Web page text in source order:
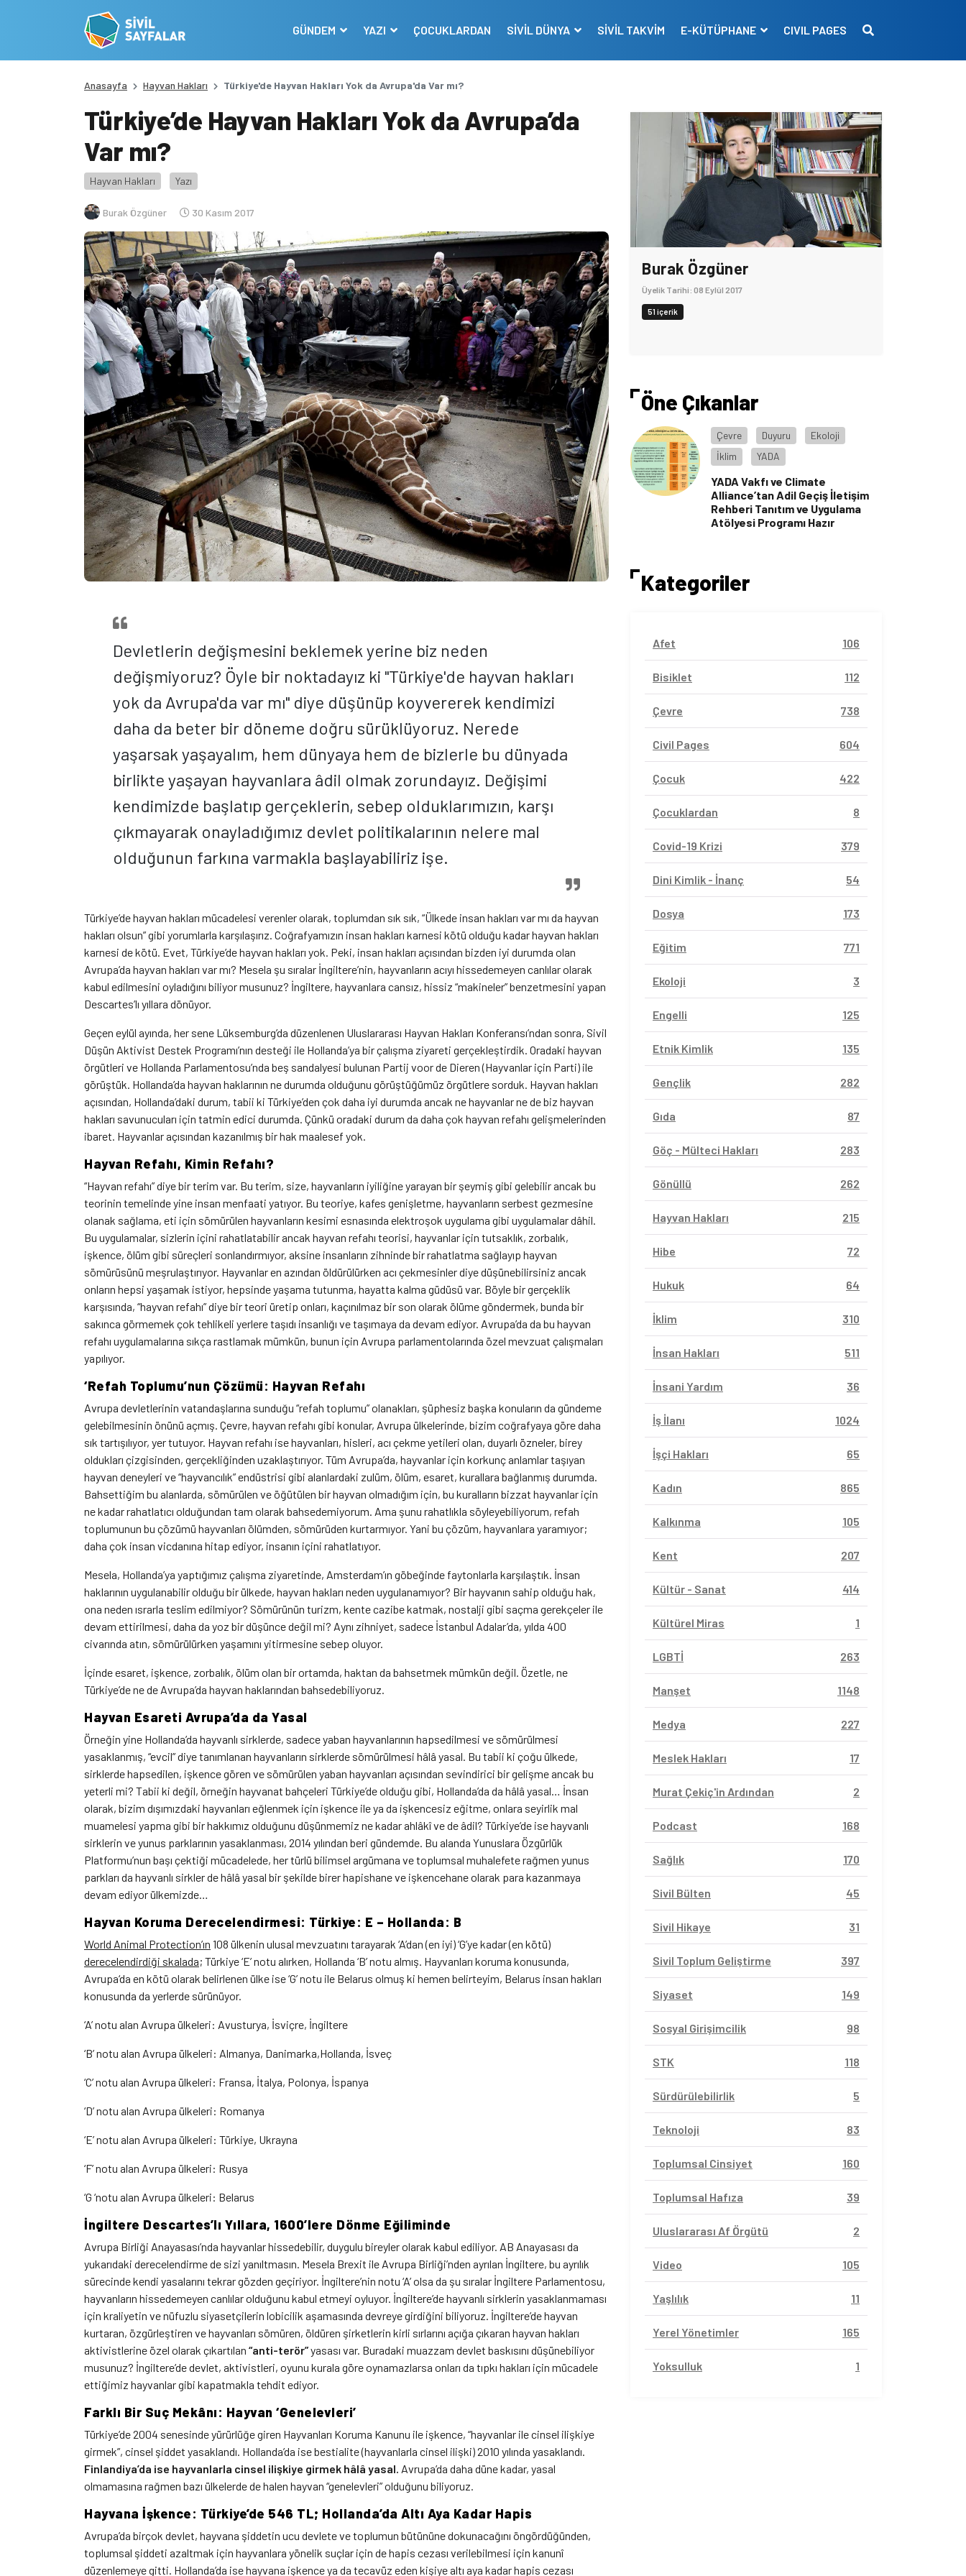
GÜNDEM YAZI ÇOCUKLARDAN SİVİL DÜNYA SİVİL TAKVİM E-KÜTÜPHANE CIVIL PAGES
Anasayfa Hayvan Hakları Türkiye'de Hayvan Hakları Yok da Avrupa'da Var mı?
Türkiye’de Hayvan Hakları Yok da Avrupa’da
Var mı?
Hayvan Hakları Yazı
Burak Özgüner 30 Kasım 2017
Devletlerin değişmesini beklemek yerine biz neden
değişmiyoruz? Öyle bir noktadayız ki "Türkiye'de hayvan hakları
yok da Avrupa'da var mı" diye düşünüp koyvererek kendimizi
daha da beter bir döneme doğru sürüklüyoruz. Nerede
yaşarsak yaşayalım, hem dünyaya hem de bizlerle bu dünyada
birlikte yaşayan hayvanlara âdil olmak zorundayız. Değişimi
kendimizde başlatıp gerçeklerin, sebep olduklarımızın, karşı
çıkmayarak onayladığımız devlet politikalarının nelere mal
olduğunun farkına varmakla başlayabiliriz işe.
Türkiye’de hayvan hakları mücadelesi verenler olarak, toplumdan sık sık, “Ülkede insan hakları var mı da hayvan
hakları olsun” gibi yorumlarla karşılaşırız. Coğrafyamızın insan hakları karnesi kötü olduğu kadar hayvan hakları
karnesi de kötü. Evet, Türkiye’de hayvan hakları yok. Peki, insan hakları açısından bizden iyi durumda olan
Avrupa’da hayvan hakları var mı? Mesela şu sıralar İngiltere’nin, hayvanların acıyı hissedemeyen canlılar olarak
kabul edilmesini oyladığını biliyor musunuz? İngiltere, hayvanlara cansız, hissiz “makineler” benzetmesini yapan
Descartes’lı yıllara dönüyor.
Geçen eylül ayında, her sene Lüksemburg’da düzenlenen Uluslararası Hayvan Hakları Konferansı’ndan sonra, Sivil
Düşün Aktivist Destek Programı’nın desteği ile Hollanda’ya bir çalışma ziyareti gerçekleştirdik. Oradaki hayvan
örgütleri ve Hollanda Parlamentosu’nda beş sandalyesi bulunan Partij voor de Dieren (Hayvanlar için Parti) ile
görüştük. Hollanda’da hayvan haklarının ne durumda olduğunu görüştüğümüz örgütlere sorduk. Hayvan hakları
açısından, Hollanda’daki durum, tabii ki Türkiye’den çok daha iyi durumda ancak ne hayvanlar ne de biz hayvan
hakları savunucuları için tatmin edici durumda. Çünkü oradaki durum da daha çok hayvan refahı gelişmelerinden
ibaret. Hayvanlar açısından kazanılmış bir hak maalesef yok.
Hayvan Refahı, Kimin Refahı?
“Hayvan refahı” diye bir terim var. Bu terim, size, hayvanların iyiliğine yarayan bir şeymiş gibi gelebilir ancak bu
teorinin temelinde yine insan menfaati yatıyor. Bu teoriye, kafes genişletme, hayvanların serbest gezmesine
olanak sağlama, eti için sömürülen hayvanların kesimi esnasında elektroşok uygulama gibi uygulamalar dâhil.
Bu uygulamalar, sizlerin içini rahatlatabilir ancak hayvan refahı teorisi, hayvanlar için tutsaklık, zorbalık,
işkence, ölüm gibi süreçleri sonlandırmıyor, aksine insanların zihninde bir rahatlatma sağlayıp hayvan
sömürüsünü meşrulaştırıyor. Hayvanlar en azından öldürülürken acı çekmesinler diye düşünebilirsiniz ancak
onların hepsi yaşamak istiyor, hepsinde yaşama tutunma, hayatta kalma güdüsü var. Böyle bir gerçeklik
karşısında, “hayvan refahı” diye bir teori üretip onları, kaçınılmaz bir son olarak ölüme göndermek, bunda bir
sakınca görmemek çok tehlikeli yerlere taşıdı insanlığı ve taşımaya da devam ediyor. Avrupa’da da bu hayvan
refahı uygulamalarına sıkça rastlamak mümkün, bunun için Avrupa parlamentolarında özel mevzuat çalışmaları
yapılıyor.
‘Refah Toplumu’nun Çözümü: Hayvan Refahı
Avrupa devletlerinin vatandaşlarına sunduğu “refah toplumu” olanakları, şüphesiz başka konuların da gündeme
gelebilmesinin önünü açmış. Çevre, hayvan refahı gibi konular, Avrupa ülkelerinde, bizim coğrafyaya göre daha
sık tartışılıyor, yer tutuyor. Hayvan refahı ise hayvanları, hisleri, acı çekme yetileri olan, duyarlı özneler, birey
oldukları çizgisinden, gerçekliğinden uzaklaştırıyor. Tüm Avrupa’da, hayvanlar için korkunç anlamlar taşıyan
hayvan deneyleri ve “hayvancılık” endüstrisi gibi alanlardaki zulüm, ölüm, esaret, kurallara bağlanmış durumda.
Bahsettiğim bu alanlarda, sömürülen ve öğütülen bir hayvan olmadığım için, bu kuralların bizzat hayvanlar için
ne kadar rahatlatıcı olduğundan tam olarak bahsedemiyorum. Ama şunu rahatlıkla söyleyebiliyorum, refah
toplumunun bu çözümü hayvanları ölümden, sömürüden kurtarmıyor. Yani bu çözüm, hayvanlara yaramıyor;
daha çok insan vicdanına hitap ediyor, insanın içini rahatlatıyor.
Mesela, Hollanda’ya yaptığımız çalışma ziyaretinde, Amsterdam’ın göbeğinde faytonlarla karşılaştık. İnsan
haklarının uygulanabilir olduğu bir ülkede, hayvan hakları neden uygulanamıyor? Bir hayvanın sahip olduğu hak,
ona neden ısrarla teslim edilmiyor? Sömürünün turizm, kente cazibe katmak, nostalji gibi saçma gerekçeler ile
devam ettirilmesi, daha da yoz bir düşünce değil mi? Aynı zihniyet, sadece İstanbul Adalar’da, yılda 400
civarında atın, sömürülürken yaşamını yitirmesine sebep oluyor.
İçinde esaret, işkence, zorbalık, ölüm olan bir ortamda, haktan da bahsetmek mümkün değil. Özetle, ne
Türkiye’de ne de Avrupa’da hayvan haklarından bahsedebiliyoruz.
Hayvan Esareti Avrupa’da da Yasal
Örneğin yine Hollanda’da hayvanlı sirklerde, sadece yaban hayvanlarının hapsedilmesi ve sömürülmesi
yasaklanmış, “evcil” diye tanımlanan hayvanların sirklerde sömürülmesi hâlâ yasal. Bu tabii ki çoğu ülkede,
sirklerde hapsedilen, işkence gören ve sömürülen yaban hayvanları açısından sevindirici bir gelişme ancak bu
yeterli mi? Tabii ki değil, örneğin hayvanat bahçeleri Türkiye’de olduğu gibi, Hollanda’da da hâlâ yasal… İnsan
olarak, bizim dışımızdaki hayvanları eğlenmek için işkence ile ya da işkencesiz eğitme, onlara seyirlik mal
muamelesi yapma gibi bir hakkımız olduğunu düşünmemiz ne kadar ahlâkî ve de âdil? Türkiye’de ise hayvanlı
sirklerin ve yunus parklarının yasaklanması, 2014 yılından beri gündemde. Bu alanda Yunuslara Özgürlük
Platformu’nun başı çektiği mücadelede, her türlü bilimsel argümana ve toplumsal muhalefete rağmen yunus
parkları da hayvanlı sirkler de hâlâ yasal bir şekilde birer hapishane ve işkencehane olarak para kazanmaya
devam ediyor ülkemizde…
Hayvan Koruma Derecelendirmesi: Türkiye: E – Hollanda: B
World Animal Protection’ın 108 ülkenin ulusal mevzuatını tarayarak ‘A’dan (en iyi) ‘G’ye kadar (en kötü)
derecelendirdiği skalada; Türkiye ‘E’ notu alırken, Hollanda ‘B’ notu almış. Hayvanları koruma konusunda,
Avrupa‘da en kötü olarak belirlenen ülke ise ‘G’ notu ile Belarus olmuş ki hemen belirteyim, Belarus insan hakları
konusunda da yerlerde sürünüyor.
‘A’ notu alan Avrupa ülkeleri: Avusturya, İsviçre, İngiltere
‘B’ notu alan Avrupa ülkeleri: Almanya, Danimarka,Hollanda, İsveç
‘C’ notu alan Avrupa ülkeleri: Fransa, İtalya, Polonya, İspanya
‘D’ notu alan Avrupa ülkeleri: Romanya
‘E’ notu alan Avrupa ülkeleri: Türkiye, Ukrayna
‘F’ notu alan Avrupa ülkeleri: Rusya
‘G ‘notu alan Avrupa ülkeleri: Belarus
İngiltere Descartes’lı Yıllara, 1600’lere Dönme Eğiliminde
Avrupa Birliği Anayasası’nda hayvanlar hissedebilir, duygulu bireyler olarak kabul ediliyor. AB Anayasası da
yukarıdaki derecelendirme de sizi yanıltmasın. Mesela Brexit ile Avrupa Birliği’nden ayrılan İngiltere, bu ayrılık
sürecinde kendi yasalarını tekrar gözden geçiriyor. İngiltere’nin notu ‘A’ olsa da şu sıralar İngiltere Parlamentosu,
hayvanların hissedemeyen canlılar olduğunu kabul etmeyi oyluyor. İngiltere’de hayvanlı sirklerin yasaklanmaması
için kraliyetin ve nüfuzlu siyasetçilerin lobicilik aşamasında devreye girdiğini biliyoruz. İngiltere’de hayvan
kurtaran, özgürleştiren ve hayvanları sömüren, öldüren şirketlerin kirli sırlarını açığa çıkaran hayvan hakları
aktivistlerine özel olarak çıkartılan “anti-terör”yasası var. Buradaki muazzam devlet baskısını düşünebiliyor
musunuz? İngiltere’de devlet, aktivistleri, oyunu kurala göre oynamazlarsa onları da tıpkı hakları için mücadele
ettiğimiz hayvanlar gibi kapatmakla tehdit ediyor.
Farklı Bir Suç Mekânı: Hayvan ‘Genelevleri’
Türkiye’de 2004 senesinde yürürlüğe giren Hayvanları Koruma Kanunu ile işkence, “hayvanlar ile cinsel ilişkiye
girmek”, cinsel şiddet yasaklandı. Hollanda’da ise bestialite (hayvanlarla cinsel ilişki) 2010 yılında yasaklandı.
Finlandiya’da ise hayvanlarla cinsel ilişkiye girmek hâlâ yasal. Avrupa’da daha düne kadar, yasal
olmamasına rağmen bazı ülkelerde de halen hayvan “genelevleri” olduğunu biliyoruz.
Hayvana İşkence: Türkiye’de 546 TL; Hollanda’da Altı Aya Kadar Hapis
Avrupa’da birçok devlet, hayvana şiddetin ucu devlete ve toplumun bütününe dokunacağını öngördüğünden,
toplumsal şiddeti azaltmak için hayvanlara yönelik suçlar için de hapis cezası verilebilmesi için kanunî
düzenlemeye gitti. Hollanda’da ise hayvana işkence ya da tecavüz eden kişiye altı aya kadar hapis cezası
Burak Özgüner
Üyelik Tarihi: 08 Eylül 2017
51 içerik
Öne Çıkanlar
Çevre Duyuru
Ekoloji
İklim
YADA
YADA Vakfı ve Climate
Alliance’tan Adil Geçiş İletişim
Rehberi Tanıtım ve Uygulama
Atölyesi Programı Hazır
Kategoriler
Afet 106
Bisiklet 112
Çevre 738
Civil Pages 604
Çocuk 422
Çocuklardan 8
Covid-19 Krizi 379
Dini Kimlik - İnanç 54
Dosya 173
Eğitim 771
Ekoloji 3
Engelli 125
Etnik Kimlik 135
Gençlik 282
Gıda 87
Göç - Mülteci Hakları 283
Gönüllü 262
Hayvan Hakları 215
Hibe 72
Hukuk 64
İklim 310
İnsan Hakları 511
İnsani Yardım 36
İş İlanı 1024
İşçi Hakları 65
Kadın 865
Kalkınma 105
Kent 207
Kültür - Sanat 414
Kültürel Miras 1
LGBTİ 263
Manşet 1148
Medya 227
Meslek Hakları 17
Murat Çekiç'in Ardından 2
Podcast 168
Sağlık 170
Sivil Bülten 45
Sivil Hikaye 31
Sivil Toplum Geliştirme 397
Siyaset 149
Sosyal Girişimcilik 98
STK 118
Sürdürülebilirlik 5
Teknoloji 83
Toplumsal Cinsiyet 160
Toplumsal Hafıza 39
Uluslararası Af Örgütü 2
Video 105
Yaşlılık 11
Yerel Yönetimler 165
Yoksulluk 1